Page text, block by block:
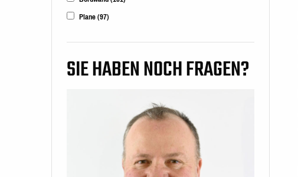
Plane(97)
SIE HABEN NOCH FRAGEN?